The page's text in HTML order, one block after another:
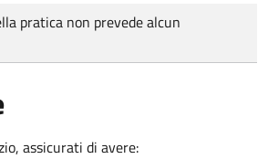
pratica non prevede alcun
assicurati di avere: